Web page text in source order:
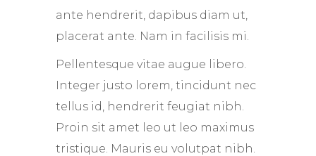
ante hendrerit, dapibus diam ut,
placerat ante. Nam in facilisis mi.
Pellentesque vitae augue libero.
Integer justo lorem, tincidunt nec
tellus id, hendrerit feugiat nibh.
Proin sit amet leo ut leo maximus
tristique. Mauris eu volutpat nibh.